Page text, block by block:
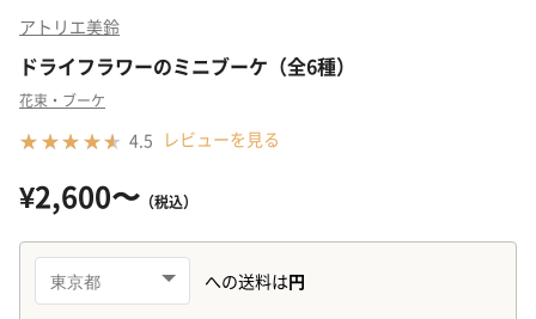
アトリエ美鈴
ドライフラワーのミニブーケ（全6種）
花束・ブーケ
4.5 レビューを見る
¥2,600〜 （税込）